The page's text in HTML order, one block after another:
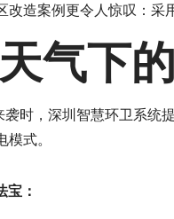
改造案例更令人惊叹：采
气下
袭时，深圳智慧环卫系
式。
宝：